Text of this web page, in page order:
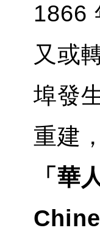
1866
又或
埠發
重建
「華